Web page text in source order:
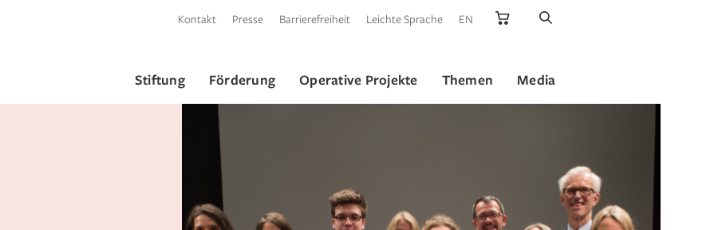
Kontakt Presse Barrierefreiheit Leichte Sprache EN
Stiftung Förderung Operative Projekte Themen Media